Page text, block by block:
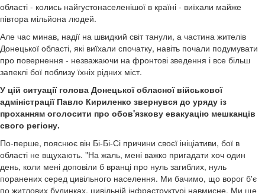
області - колись найгустонаселенішої в країні - виїхали майже
півтора мільйона людей.
Але час минав, надії на швидкий світ танули, а частина жителів
Донецької області, які виїхали спочатку, навіть почали подумувати
про повернення - незважаючи на фронтові зведення і все більш
запеклі бої поблизу їхніх рідних міст.
У цій ситуації голова Донецької обласної військової
адміністрації Павло Кириленко звернувся до уряду із
проханням оголосити про обов'язкову евакуацію мешканців
свого регіону.
По-перше, пояснює він Бі-Бі-Сі причини своєї ініціативи, бої в
області не вщухають. "На жаль, мені важко пригадати хоч один
день, коли мені доповіли б вранці про нуль загиблих, нуль
поранених серед цивільного населення. Ми бачимо, що ворог б'є
по житлових будинках, цивільній інфраструктурі навмисне. Ми ще